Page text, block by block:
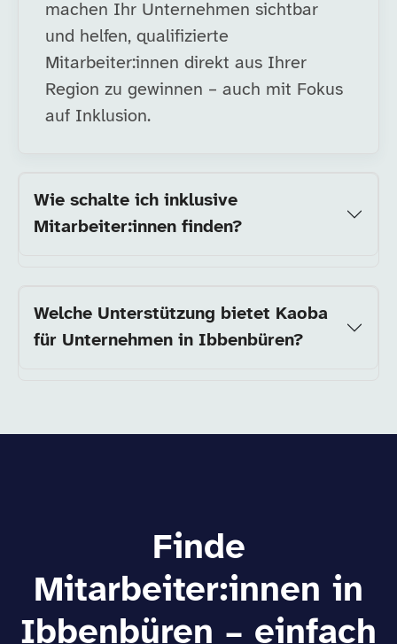
machen Ihr Unternehmen sichtbar
und helfen, qualifizierte
Mitarbeiter:innen direkt aus Ihrer
Region zu gewinnen – auch mit Fokus
auf Inklusion.
Wie schalte ich inklusive
Mitarbeiter:innen finden?
Welche Unterstützung bietet Kaoba
für Unternehmen in Ibbenbüren?
Finde
Mitarbeiter:innen in
Ibbenbüren – einfach